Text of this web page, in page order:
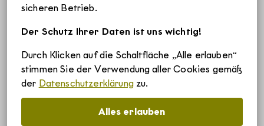
sicheren Betrieb.
Der Schutz Ihrer Daten ist uns wichtig!
Durch Klicken auf die Schaltfläche „Alle erlauben“
stimmen Sie der Verwendung aller Cookies gemäß
der Datenschutzerklärungzu.
Alles erlauben
Vedd fel velünk a
Éttermek
Szállások
Borvidékről